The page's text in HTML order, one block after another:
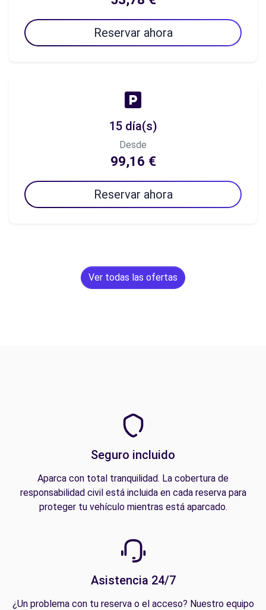
Reservar ahora
15 día(s)
Desde
99,16 €
Reservar ahora
Ver todas las ofertas
Seguro incluido
Aparca con total tranquilidad. La cobertura de
responsabilidad civil está incluida en cada reserva para
proteger tu vehículo mientras está aparcado.
Asistencia 24/7
¿Un problema con tu reserva o el acceso? Nuestro equipo